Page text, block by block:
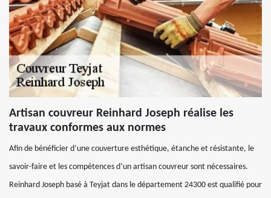
Artisan couvreur Reinhard Joseph réalise les
travaux conformes aux normes
Afin de bénéficier d’une couverture esthétique, étanche et résistante, le
savoir-faire et les compétences d’un artisan couvreur sont nécessaires.
Reinhard Joseph basé à Teyjat dans le département 24300 est qualifié pour